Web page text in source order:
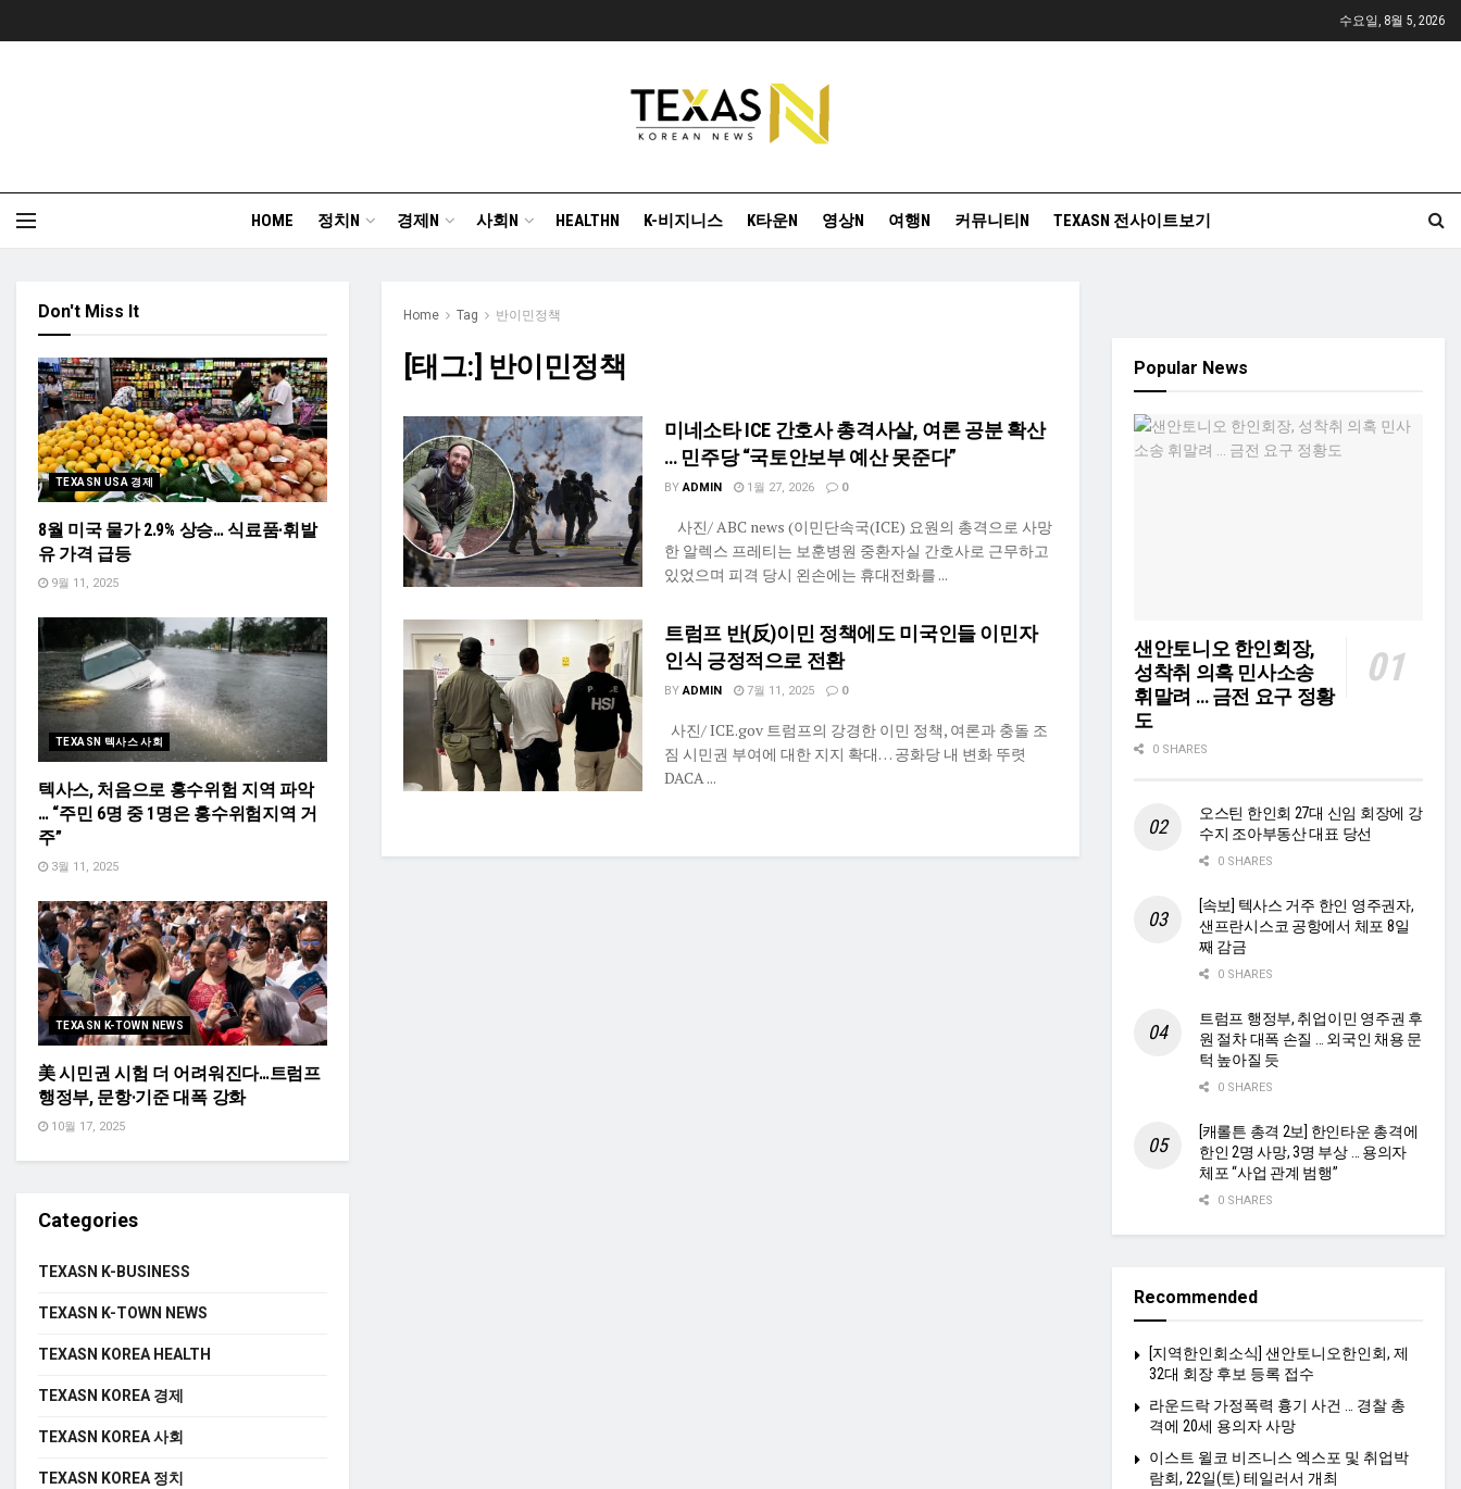
수요일, 8월 5, 2026
HOME 정치N 경제N 사회N HEALTHN K-비지니스 K타운N 영상N 여행N 커뮤니티N TEXASN 전사이트보기
Home Tag 반이민정책
[태그:] 반이민정책
미네소타 ICE 간호사 총격사살, 여론 공분 확산
… 민주당 “국토안보부 예산 못준다”
BY ADMIN 1월 27, 2026 0
사진/ ABC news (이민단속국(ICE) 요원의 총격으로 사망
한 알렉스 프레티는 보훈병원 중환자실 간호사로 근무하고
있었으며 피격 당시 왼손에는 휴대전화를 ...
트럼프 반(反)이민 정책에도 미국인들 이민자
인식 긍정적으로 전환
BY ADMIN 7월 11, 2025 0
사진/ ICE.gov 트럼프의 강경한 이민 정책, 여론과 충돌 조
짐 시민권 부여에 대한 지지 확대… 공화당 내 변화 뚜렷
DACA ...
Don't Miss It
TEXASN USA 경제
8월 미국 물가 2.9% 상승… 식료품·휘발
유 가격 급등
9월 11, 2025
TEXASN 텍사스 사회
텍사스, 처음으로 홍수위험 지역 파악
… “주민 6명 중 1명은 홍수위험지역 거
주”
3월 11, 2025
TEXASN K-TOWN NEWS
美 시민권 시험 더 어려워진다…트럼프
행정부, 문항·기준 대폭 강화
10월 17, 2025
Categories
TEXASN K-BUSINESS
TEXASN K-TOWN NEWS
TEXASN KOREA HEALTH
TEXASN KOREA 경제
TEXASN KOREA 사회
TEXASN KOREA 정치
Popular News
샌안토니오 한인회장,
성착취 의혹 민사소송
휘말려 … 금전 요구 정황
도
0 SHARES
오스틴 한인회 27대 신임 회장에 강
수지 조아부동산 대표 당선
0 SHARES
[속보] 텍사스 거주 한인 영주권자,
샌프란시스코 공항에서 체포 8일
째 감금
0 SHARES
트럼프 행정부, 취업이민 영주권 후
원 절차 대폭 손질 … 외국인 채용 문
턱 높아질 듯
0 SHARES
[캐롤튼 총격 2보] 한인타운 총격에
한인 2명 사망, 3명 부상 … 용의자
체포 “사업 관계 범행”
0 SHARES
Recommended
[지역한인회소식] 샌안토니오한인회, 제
32대 회장 후보 등록 접수
라운드락 가정폭력 흉기 사건 … 경찰 총
격에 20세 용의자 사망
이스트 윌코 비즈니스 엑스포 및 취업박
람회, 22일(토) 테일러서 개최